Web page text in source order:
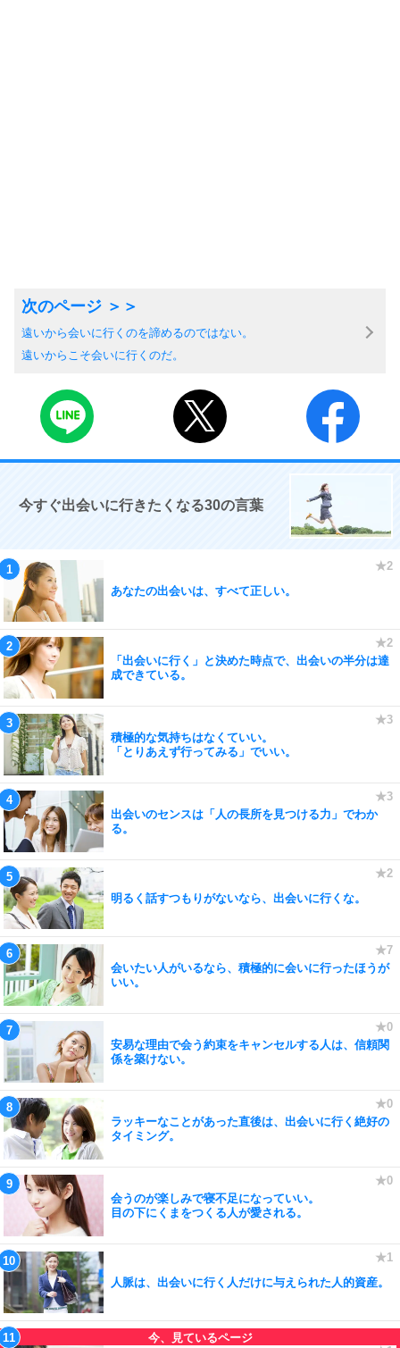
遠いから会いに行くのを諦めるのではない。
遠いからこそ会いに行くのだ。
今すぐ出会いに行きたくなる30の言葉
あなたの出会いは、すべて正しい。
「出会いに行く」と決めた時点で、出会いの半分は達
成できている。
積極的な気持ちはなくていい。
「とりあえず行ってみる」でいい。
出会いのセンスは「人の長所を見つける力」でわか
る。
明るく話すつもりがないなら、出会いに行くな。
会いたい人がいるなら、積極的に会いに行ったほうが
いい。
安易な理由で会う約束をキャンセルする人は、信頼関
係を築けない。
ラッキーなことがあった直後は、出会いに行く絶好の
タイミング。
会うのが楽しみで寝不足になっていい。
目の下にくまをつくる人が愛される。
人脈は、出会いに行く人だけに与えられた人的資産。